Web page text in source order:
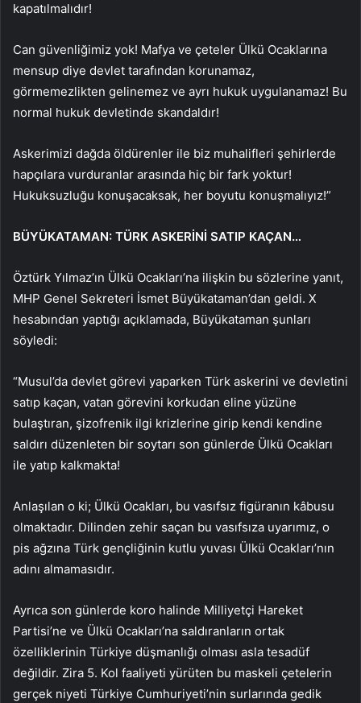
kapatılmalıdır!
Can güvenliğimiz yok! Mafya ve çeteler Ülkü Ocaklarına
mensup diye devlet tarafından korunamaz,
görmemezlikten gelinemez ve ayrı hukuk uygulanamaz! Bu
normal hukuk devletinde skandaldır!
Askerimizi dağda öldürenler ile biz muhalifleri şehirlerde
hapçılara vurduranlar arasında hiç bir fark yoktur!
Hukuksuzluğu konuşacaksak, her boyutu konuşmalıyız!”
BÜYÜKATAMAN: TÜRK ASKERİNİ SATIP KAÇAN…
Öztürk Yılmaz’ın Ülkü Ocakları’na ilişkin bu sözlerine yanıt,
MHP Genel Sekreteri İsmet Büyükataman’dan geldi. X
hesabından yaptığı açıklamada, Büyükataman şunları
söyledi:
“Musul’da devlet görevi yaparken Türk askerini ve devletini
satıp kaçan, vatan görevini korkudan eline yüzüne
bulaştıran, şizofrenik ilgi krizlerine girip kendi kendine
saldırı düzenleten bir soytarı son günlerde Ülkü Ocakları
ile yatıp kalkmakta!
Anlaşılan o ki; Ülkü Ocakları, bu vasıfsız figüranın kâbusu
olmaktadır. Dilinden zehir saçan bu vasıfsıza uyarımız, o
pis ağzına Türk gençliğinin kutlu yuvası Ülkü Ocakları’nın
adını almamasıdır.
Ayrıca son günlerde koro halinde Milliyetçi Hareket
Partisi’ne ve Ülkü Ocakları’na saldıranların ortak
özelliklerinin Türkiye düşmanlığı olması asla tesadüf
değildir. Zira 5. Kol faaliyeti yürüten bu maskeli çetelerin
gerçek niyeti Türkiye Cumhuriyeti’nin surlarında gedik